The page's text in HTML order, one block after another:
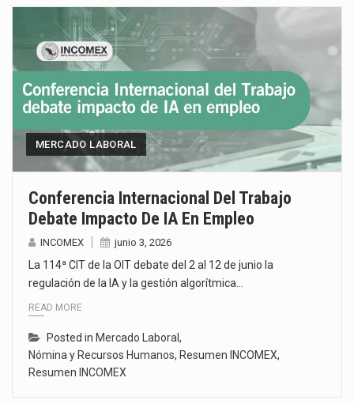
Ante la suspensión temporal de las inspecciones sanitarias del Departamento de Agricultura de Estados Unidos…
La industria automotriz mexicana concentra más de la mitad de las quejas bajo el Mecanismo…
MERCADO LABORAL
Conferencia Internacional Del Trabajo
Debate Impacto De IA En Empleo
INCOMEX junio 3, 2026
La 114ª CIT de la OIT debate del 2 al 12 de junio la
regulación de la IA y la gestión algorítmica…
READ MORE
Posted in Mercado Laboral,
Nómina y Recursos Humanos, Resumen INCOMEX,
Resumen INCOMEX